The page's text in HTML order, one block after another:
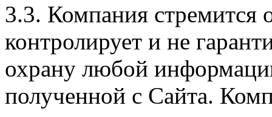
3.3. Компания стремится
контролирует и не
охрану любой
полученной с Сайта.